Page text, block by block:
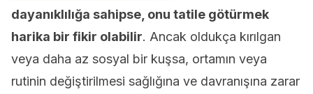
dayanıklılığa sahipse, onu tatile götürmek
harika bir fikir olabilir. Ancak oldukça kırılgan
veya daha az sosyal bir kuşsa, ortamın veya
rutinin değiştirilmesi sağlığına ve davranışına zarar